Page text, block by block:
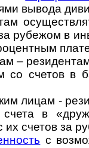
вы­вода
рубе­жом в
–
со счетов в
лицам -
в
их сче­тов за
с